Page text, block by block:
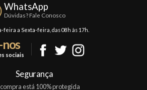
WhatsApp
Dúvidas? Fale Conosco
feira a Sexta-feira, das 08h às 17h.
nos
sociais
Segurança
compra está 100% protegida